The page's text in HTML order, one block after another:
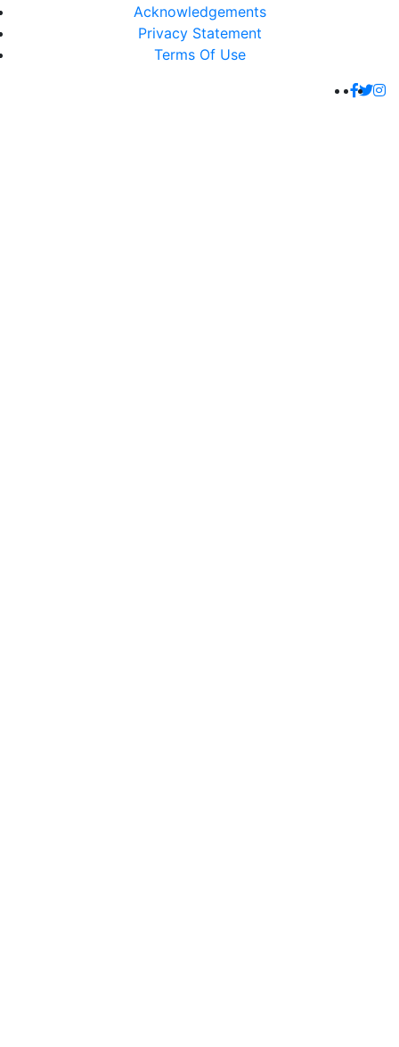
Acknowledgements
Privacy Statement
Terms Of Use